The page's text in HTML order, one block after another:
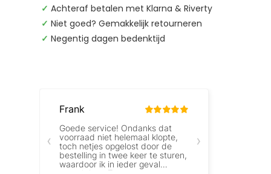
✓ Achteraf betalen met Klarna & Riverty
✓ Niet goed? Gemakkelijk retourneren
✓ Negentig dagen bedenktijd